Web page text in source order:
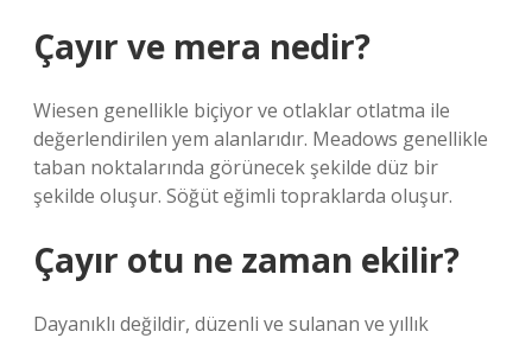
Çayır ve mera nedir?
Wiesen genellikle biçiyor ve otlaklar otlatma ile
değerlendirilen yem alanlarıdır. Meadows genellikle
taban noktalarında görünecek şekilde düz bir
şekilde oluşur. Söğüt eğimli topraklarda oluşur.
Çayır otu ne zaman ekilir?
Dayanıklı değildir, düzenli ve sulanan ve yıllık